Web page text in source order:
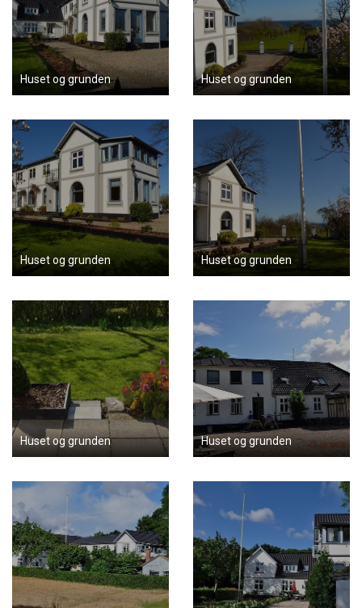
Huset og grunden Huset og grunden
Huset og grunden Huset og grunden
Huset og grunden Huset og grunden